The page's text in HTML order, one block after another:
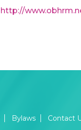
http://
Bylaws Contact